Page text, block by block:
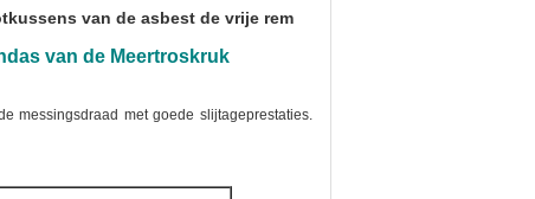
van de asbest de vrije rem
van de Meertroskruk
messingsdraad met goede slijtageprestaties.